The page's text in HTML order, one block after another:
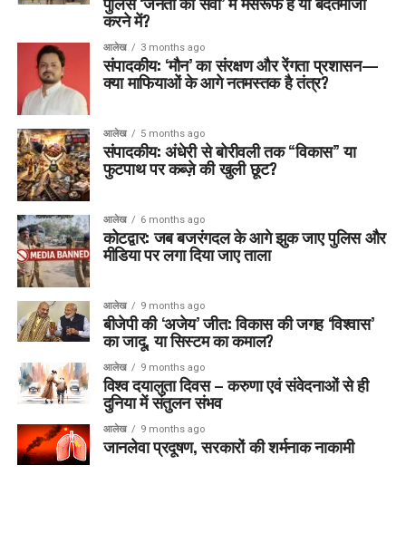
करने में?
आलेख 3 months ago
संपादकीय: ‘मौन’ का संरक्षण और रेंगता प्रशासन—
क्या माफियाओं के आगे नतमस्तक है तंत्र?
आलेख 5 months ago
संपादकीय: अंधेरी से बोरीवली तक “विकास” या
फुटपाथ पर कब्ज़े की खुली छूट?
आलेख 6 months ago
कोटद्वार: जब बजरंगदल के आगे झुक जाए पुलिस और
मीडिया पर लगा दिया जाए ताला
आलेख 9 months ago
बीजेपी की ‘अजेय’ जीत: विकास की जगह ‘विश्वास’
का जादू, या सिस्टम का कमाल?
आलेख 9 months ago
विश्व दयालुता दिवस – करुणा एवं संवेदनाओं से ही
दुनिया में संतुलन संभव
आलेख 9 months ago
जानलेवा प्रदूषण, सरकारों की शर्मनाक नाकामी